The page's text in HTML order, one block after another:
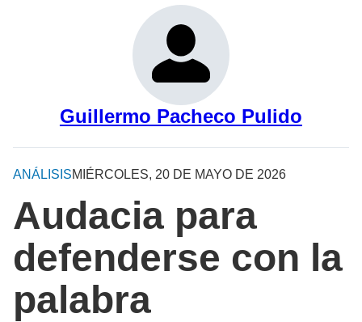
Guillermo Pacheco Pulido
ANÁLISISMIÉRCOLES, 20 DE MAYO DE 2026
Audacia para
defenderse con la
palabra